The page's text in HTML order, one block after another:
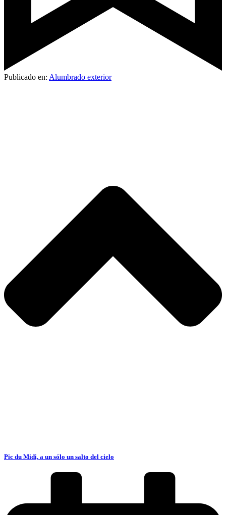
Publicado en: Alumbrado exterior
Pic du Midi, a un sólo un salto del cielo